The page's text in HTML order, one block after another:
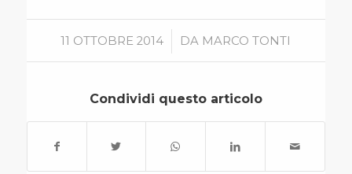
11 OTTOBRE 2014
/ DA MARCO TONTI
Condividi questo articolo